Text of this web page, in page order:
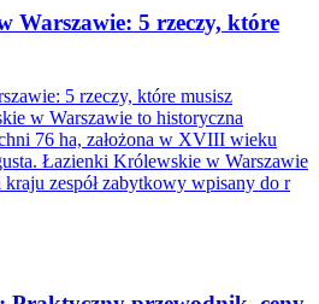
Warszawie: 5 rzeczy, które
5 rzeczy, które musisz
w Warszawie to historyczna
76 ha, założona w XVIII wieku
Łazienki Królewskie w Warszawie
zespół zabytkowy wpisany do r